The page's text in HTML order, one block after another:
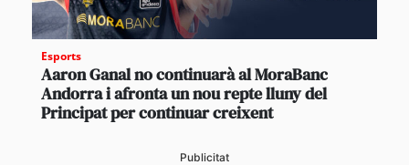
Esports
Aaron Ganal no continuarà al MoraBanc
Andorra i afronta un nou repte lluny del
Principat per continuar creixent
Publicitat